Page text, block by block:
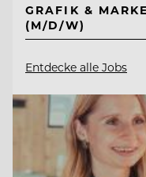
GRAFIK &
(M/D/W)
Entdecke alle Jobs